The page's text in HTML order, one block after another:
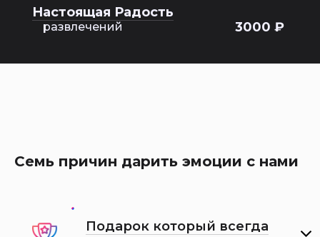
Настоящая Радость
развлечений 3000 ₽
Семь причин дарить эмоции с нами
Подарок который всегда